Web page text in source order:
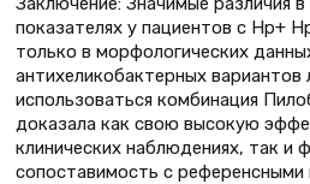
показателях у пациентов с Нр+
только в морфологических
антихеликобактерных вариантов
использоваться комбинация
доказала как свою высокую
клинических наблюдениях, так и
сопоставимость с референсными